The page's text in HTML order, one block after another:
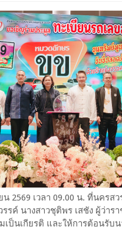
2569 เวลา 09.00 น. ที่นครส
รค์ นางสาวชุติพร เสชัง ผู้ว่าร
เป็นเกียรติ และให้การต้อนรับ